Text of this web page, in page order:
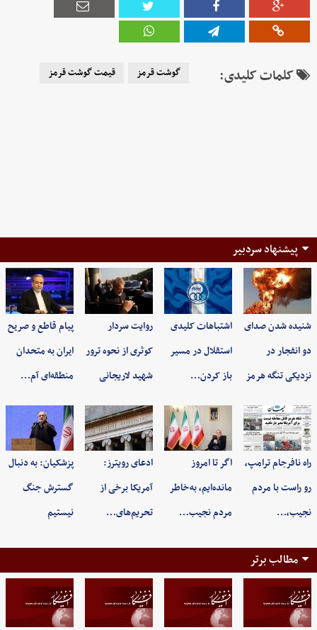
کلمات کلیدی: گوشت قرمز قیمت گوشت قرمز
پیشنهاد سردبیر
شنیده شدن صدای
دو انفجار در
نزدیکی تنگه هرمز
اشتباهات کلیدی
استقلال در مسیر
باز کردن…
روایت سردار
کوثری از نحوه ترور
شهید لاریجانی
پیام قاطع و صریح
ایران به متحدان
منطقه‌ای آم…
راه نافرجام ترامپ،
رو راست با مردم
نجیب،…
اگر تا امروز
مانده‌ایم، به‌خاطر
مردم نجیب…
ادعای رویترز:
آمریکا برخی از
تحریم‌های…
پزشکیان: به‌ دنبال
گسترش جنگ
نیستیم
مطالب برتر